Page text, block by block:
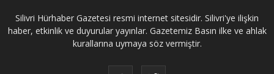
Silivri Hürhaber Gazetesi resmi internet sitesidir. Silivri'ye ilişkin
haber, etkinlik ve duyurular yayınlar. Gazetemiz Basın ilke ve ahlak
kurallarına uymaya söz vermiştir.